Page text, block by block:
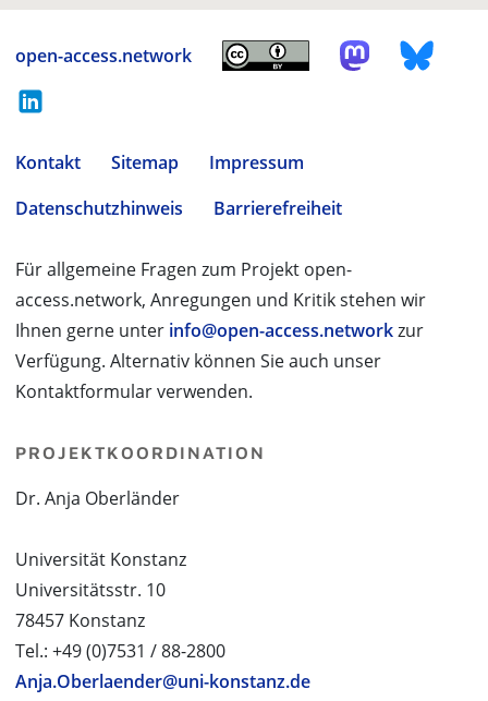
open-access.network
Kontakt Sitemap
Impressum
Datenschutzhinweis
Barrierefreiheit
Für allgemeine Fragen zum Projekt open-
access.network, Anregungen und Kritik stehen wir
Ihnen gerne unter info@open-access.networkzur
Verfügung. Alternativ können Sie auch unser
Kontaktformular verwenden.
PROJEKTKOORDINATION
Dr. Anja Oberländer
Universität Konstanz
Universitätsstr. 10
78457 Konstanz
Tel.: +49 (0)7531 / 88-2800
Anja.Oberlaender@uni-konstanz.de